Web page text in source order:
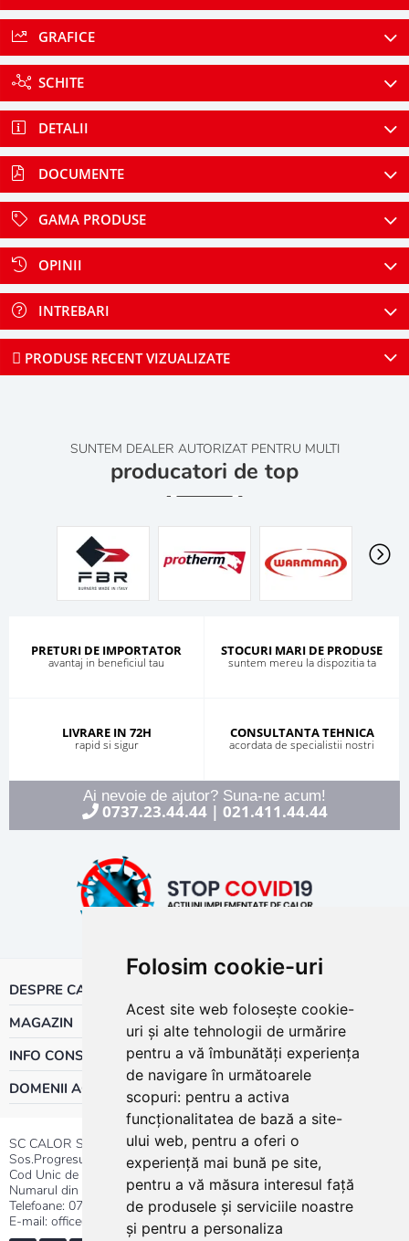
Folosim cookie-uri
Acest site web folosește cookie-
uri și alte tehnologii de urmărire
pentru a vă îmbunătăți experiența
de navigare în următoarele
scopuri: pentru a activa
funcționalitatea de bază a site-
ului web, pentru a oferi o
experiență mai bună pe site,
pentru a vă măsura interesul față
de produsele și serviciile noastre
și pentru a personaliza
GRAFICE
SCHITE
DETALII
DOCUMENTE
GAMA PRODUSE
OPINII
INTREBARI
PRODUSE RECENT VIZUALIZATE
SUNTEM DEALER AUTORIZAT PENTRU MULTI
producatori de top
PRETURI DE IMPORTATOR
avantaj in beneficiul tau
STOCURI MARI DE PRODUSE
suntem mereu la dispozitia ta
LIVRARE IN 72H
rapid si sigur
CONSULTANTA TEHNICA
acordata de specialistii nostri
Ai nevoie de ajutor? Suna-ne acum!
0737.23.44.44| 021.411.44.44
DESPRE CALOR
MAGAZIN
INFO CONSUMATOR
DOMENII ACTIVITATE
SC CALOR SRL
Sos.Progresului nr.30-40, Sector 5, Bucuresti
Cod Unic de Inregistrare: RO 3004724
Numarul din Registrul Comertului:J40/13176/1991
Telefoane: 0737.23.44.44|021.411.44.44
E-mail: office@calor.ro